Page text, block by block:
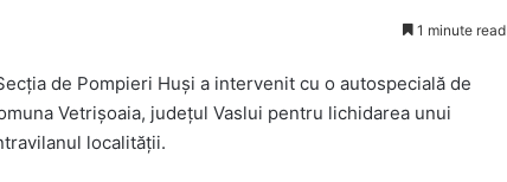
1 minute read
de Pompieri Huși a intervenit cu o autospecială de
Vetrișoaia, județul Vaslui pentru lichidarea unui
localității.